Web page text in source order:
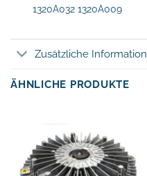
1320A032 1320A009
Zusätzliche Information
ÄHNLICHE PRODUKTE